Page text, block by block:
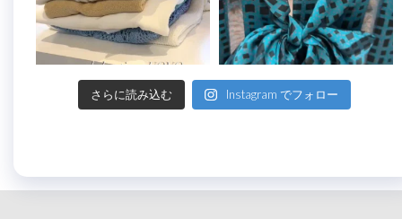
さらに読み込む Instagram でフォロー